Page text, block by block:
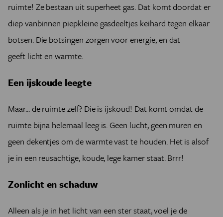
ruimte! Ze bestaan uit superheet gas. Dat komt doordat er
diep vanbinnen piepkleine gasdeeltjes keihard tegen elkaar
botsen. Die botsingen zorgen voor energie, en dat
geeft licht en warmte.
Een ijskoude leegte
Maar... de ruimte zelf? Die is ijskoud! Dat komt omdat de
ruimte bijna helemaal leeg is. Geen lucht, geen muren en
geen dekentjes om de warmte vast te houden. Het is alsof
je in een reusachtige, koude, lege kamer staat. Brrr!
Zonlicht en schaduw
Alleen als je in het licht van een ster staat, voel je de